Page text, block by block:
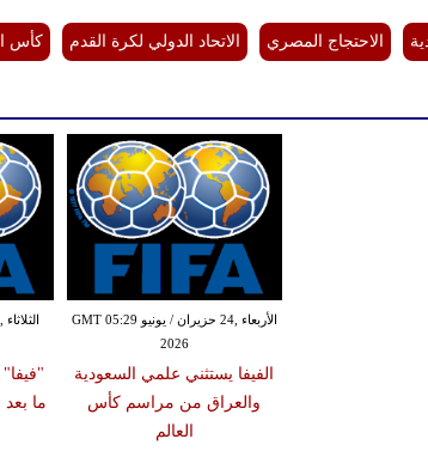
الاحتجاج المصري الاتحاد الدولي لكرة القدم كأس
ما بعد
الأربعاء ,24 حزيران / يونيو GMT 05:29
2026
الفيفا يستثني علمي السعودية
والعراق من مراسم كأس
العالم